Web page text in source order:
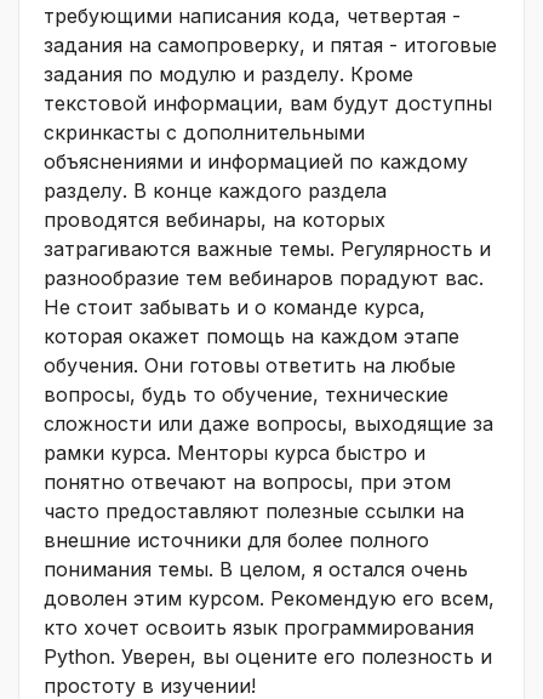
требующими написания кода, четвертая -
задания на самопроверку, и пятая - итоговые
задания по модулю и разделу. Кроме
текстовой информации, вам будут доступны
скринкасты с дополнительными
объяснениями и информацией по каждому
разделу. В конце каждого раздела
проводятся вебинары, на которых
затрагиваются важные темы. Регулярность и
разнообразие тем вебинаров порадуют вас.
Не стоит забывать и о команде курса,
которая окажет помощь на каждом этапе
обучения. Они готовы ответить на любые
вопросы, будь то обучение, технические
сложности или даже вопросы, выходящие за
рамки курса. Менторы курса быстро и
понятно отвечают на вопросы, при этом
часто предоставляют полезные ссылки на
внешние источники для более полного
понимания темы. В целом, я остался очень
доволен этим курсом. Рекомендую его всем,
кто хочет освоить язык программирования
Python. Уверен, вы оцените его полезность и
простоту в изучении!